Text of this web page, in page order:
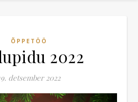
ÕPPETÖÖ
2022
detsember 2022